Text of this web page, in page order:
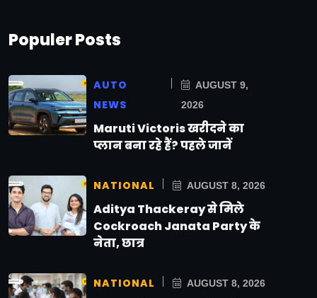
Populer Posts
AUTO
NEWS
AUGUST 9,
2026
Maruti Victoris खरीदने का
प्लान बना रहे हैं? पहले जानें
NATIONAL AUGUST 8, 2026
Aditya Thackeray से मिले
Cockroach Janata Party के
नेता, छात्र
NATIONAL AUGUST 8, 2026